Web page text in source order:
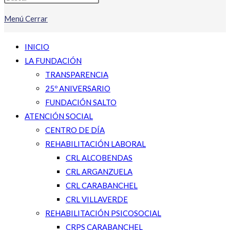
Menú Cerrar
INICIO
LA FUNDACIÓN
TRANSPARENCIA
25º ANIVERSARIO
FUNDACIÓN SALTO
ATENCIÓN SOCIAL
CENTRO DE DÍA
REHABILITACIÓN LABORAL
CRL ALCOBENDAS
CRL ARGANZUELA
CRL CARABANCHEL
CRL VILLAVERDE
REHABILITACIÓN PSICOSOCIAL
CRPS CARABANCHEL